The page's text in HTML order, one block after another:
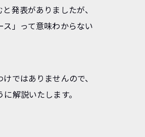
発表がありましたが、
ス」って意味わからない
ではありませんので、
解説いたします。